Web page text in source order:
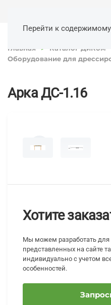
Перейти к содержимому
Главная Каталог ДиКом
Оборудование для
Арка ДС-1.16
Хотите
Мы можем разработать для
представленных на сайте
индивидуально с учетом
особенностей.